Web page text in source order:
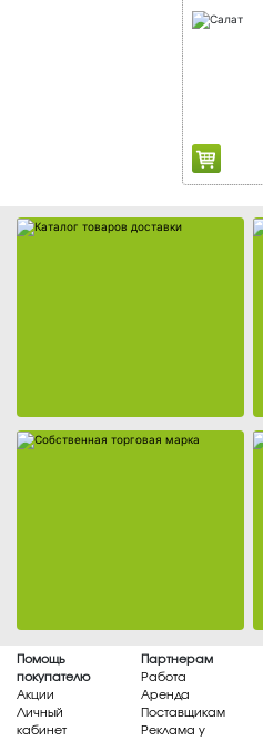
Помощь
покупателю
Акции
Личный
кабинет
Партнерам
Работа
Аренда
Поставщикам
Реклама у